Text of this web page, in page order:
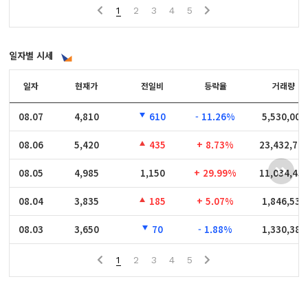
1 2 3 4 5
일자별 시세
일자
08.07
08.06
08.05
08.04
08.03
일자 현재가 전일비 등락율 거래량
08.07 4,810 610 - 11.26% 5,530,003
08.06 5,420 435 + 8.73% 23,432,766
08.05 4,985 1,150 + 29.99% 11,034,453
08.04 3,835 185 + 5.07% 1,846,538
08.03 3,650 70 - 1.88% 1,330,382
1 2 3 4 5